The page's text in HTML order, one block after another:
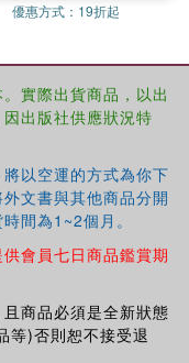
優惠方式： 19折起
實際出貨商品，以出
出版社供應狀況特
以空運的方式為你下
文書與其他商品分開
間為1~2個月。
供會員七日商品鑑賞期
商品必須是全新狀態
等)否則恕不接受退